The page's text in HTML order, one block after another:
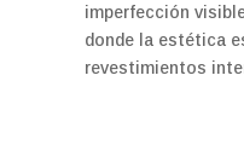
imperfección
donde la estética
revestimientos